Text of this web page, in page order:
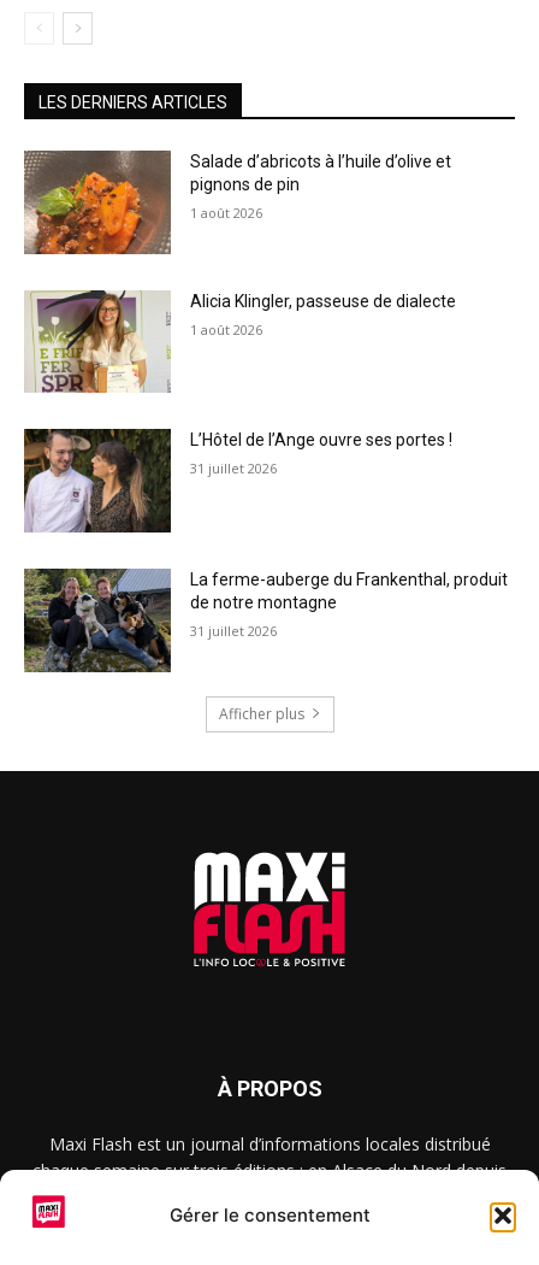
Gérer le consentement
LES DERNIERS ARTICLES
Salade d’abricots à l’huile d’olive et
pignons de pin
1 août 2026
Alicia Klingler, passeuse de dialecte
1 août 2026
L’Hôtel de l’Ange ouvre ses portes !
31 juillet 2026
La ferme-auberge du Frankenthal, produit
de notre montagne
31 juillet 2026
Afficher plus
À PROPOS
Maxi Flash est un journal d’informations locales distribué
chaque semaine sur trois éditions : en Alsace du Nord depuis
2015, dans les secteurs d’Obernai-Molsheim-Erstein depuis
2022, et à Colmar, Vignoble et Plaine depuis 2023.